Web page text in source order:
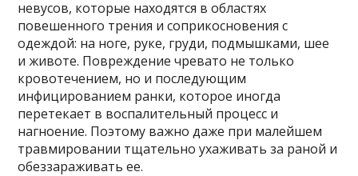
невусов, которые находятся в областях
повешенного трения и соприкосновения с
одеждой: на ноге, руке, груди, подмышками, шее
и животе. Повреждение чревато не только
кровотечением, но и последующим
инфицированием ранки, которое иногда
перетекает в воспалительный процесс и
нагноение. Поэтому важно даже при малейшем
травмировании тщательно ухаживать за раной и
обеззараживать ее.